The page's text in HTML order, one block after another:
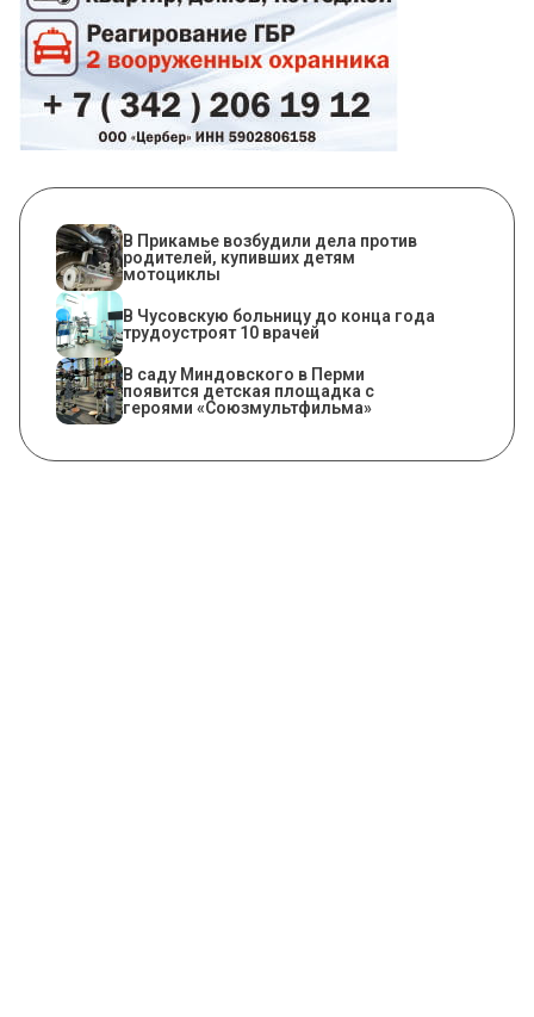
В Прикамье возбудили дела против
родителей, купивших детям
мотоциклы
В Чусовскую больницу до конца года
трудоустроят 10 врачей
В саду Миндовского в Перми
появится детская площадка с
героями «Союзмультфильма»